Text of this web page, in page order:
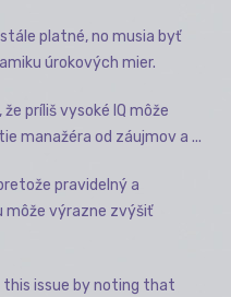
platné, no musia byť
úrokových mier.
príliš vysoké IQ môže
manažéra od záujmov a ...
pravidelný a
výrazne zvýšiť
issue by noting that